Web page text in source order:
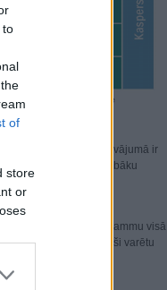
to
of
store
or
antivīrusu piedāvājumā ir
uzņēmumam vēl labāku
izplatīt kaitīgu programmu visā
jūsu uzņēmums droši varētu